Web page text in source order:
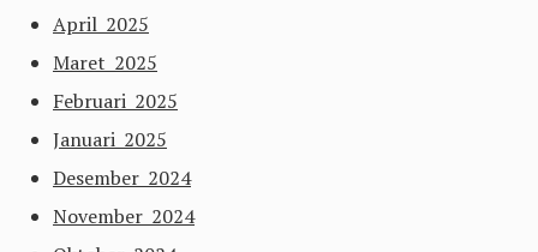
April 2025
Maret 2025
Februari 2025
Januari 2025
Desember 2024
November 2024